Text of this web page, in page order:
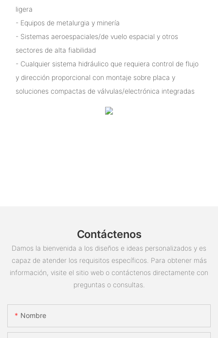
ligera
- Equipos de metalurgia y minería
- Sistemas aeroespaciales/de vuelo espacial y otros
sectores de alta fiabilidad
- Cualquier sistema hidráulico que requiera control de flujo
y dirección proporcional con montaje sobre placa y
soluciones compactas de válvulas/electrónica integradas
Contáctenos
Damos la bienvenida a los diseños e ideas personalizados y es
capaz de atender los requisitos específicos. Para obtener más
información, visite el sitio web o contáctenos directamente con
preguntas o consultas.
Nombre